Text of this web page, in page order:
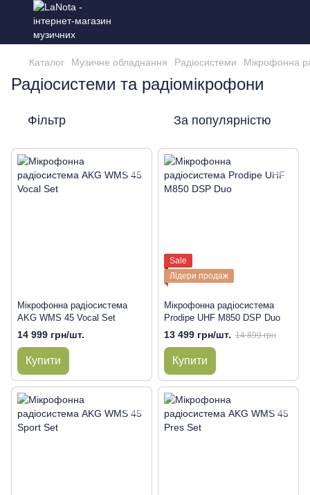
Каталог Музичне обладнання Радіосистеми Мікрофонна
Радіосистеми та радіомікрофони
Фільтр За популярністю
Мікрофонна радіосистема
AKG WMS 45 Vocal Set
14 999 грн/шт.
Купити
Sale
Лідери продаж
Мікрофонна радіосистема
Prodipe UHF M850 DSP Duo
13 499 грн/шт. 14 899 грн
Купити